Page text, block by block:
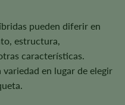
pueden diferir en
estructura,
características.
en lugar de elegir